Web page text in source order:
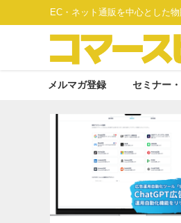
EC・ネット通販を中心とした
メルマガ登録 セミナー